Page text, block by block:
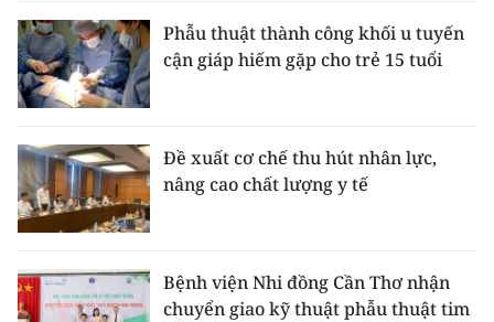
Phẫu thuật thành công khối u tuyến
cận giáp hiếm gặp cho trẻ 15 tuổi
Đề xuất cơ chế thu hút nhân lực,
nâng cao chất lượng y tế
Bệnh viện Nhi đồng Cần Thơ nhận
chuyển giao kỹ thuật phẫu thuật tim